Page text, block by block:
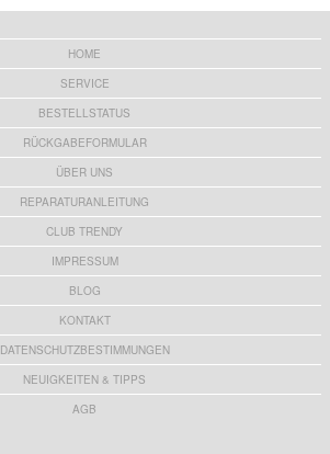
HOME
SERVICE
BESTELLSTATUS
RÜCKGABEFORMULAR
ÜBER UNS
REPARATURANLEITUNG
CLUB TRENDY
IMPRESSUM
BLOG
KONTAKT
DATENSCHUTZBESTIMMUNGEN
NEUIGKEITEN & TIPPS
AGB